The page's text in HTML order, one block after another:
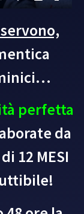
perfetta
da
12 MESI